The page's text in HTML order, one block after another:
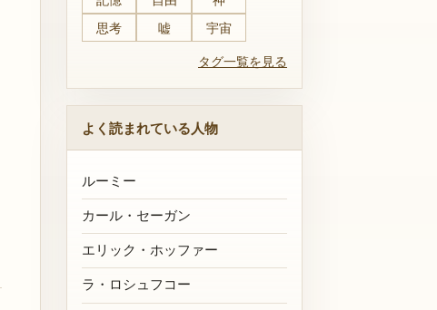
思考
嘘 宇宙
タグ一覧を見る
よく読まれている人物
ルーミー
カール・セーガン
エリック・ホッファー
ラ・ロシュフコー